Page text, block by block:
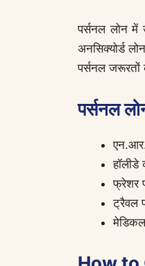
पर्सनल लोन में
अनसिक्योर्ड
पर्सनल जरूरतों
पर्सनल
फ्रेशर
ट्रैवल